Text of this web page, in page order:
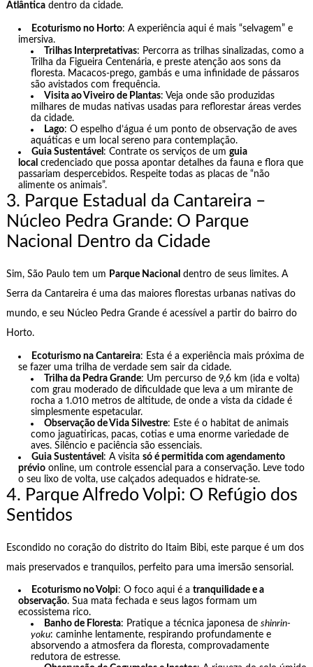
Atlânticadentro da cidade.
Ecoturismo no Horto: A experiência aqui é mais “selvagem” e
imersiva.
Trilhas Interpretativas: Percorra as trilhas sinalizadas, como a
Trilha da Figueira Centenária, e preste atenção aos sons da
floresta. Macacos-prego, gambás e uma infinidade de pássaros
são avistados com frequência.
Visita ao Viveiro de Plantas: Veja onde são produzidas
milhares de mudas nativas usadas para reflorestar áreas verdes
da cidade.
Lago: O espelho d’água é um ponto de observação de aves
aquáticas e um local sereno para contemplação.
Guia Sustentável : Contrate os serviços de umguia
local credenciado que possa apontar detalhes da fauna e flora que
passariam despercebidos. Respeite todas as placas de “não
alimente os animais”.
3. Parque Estadual da Cantareira –
Núcleo Pedra Grande: O Parque
Nacional Dentro da Cidade
Sim, São Paulo tem um Parque Nacional dentro de seus limites. A
Serra da Cantareira é uma das maiores florestas urbanas nativas do
mundo, e seu Núcleo Pedra Grande é acessível a partir do bairro do
Horto.
Ecoturismo na Cantareira: Esta é a experiência mais próxima de
se fazer uma trilha de verdade sem sair da cidade.
Trilha da Pedra Grande: Um percurso de 9,6 km (ida e volta)
com grau moderado de dificuldade que leva a um mirante de
rocha a 1.010 metros de altitude, de onde a vista da cidade é
simplesmente espetacular.
Observação de Vida Silvestre: Este é o habitat de animais
como jaguatiricas, pacas, cotias e uma enorme variedade de
aves. Silêncio e paciência são essenciais.
Guia Sustentável : A visitasó é permitida com agendamento
prévio online, um controle essencial para a conservação. Leve todo
o seu lixo de volta, use calçados adequados e hidrate-se.
4. Parque Alfredo Volpi: O Refúgio dos
Sentidos
Escondido no coração do distrito do Itaim Bibi, este parque é um dos
mais preservados e tranquilos, perfeito para uma imersão sensorial.
Ecoturismo no Volpi: O foco aqui é atranquilidade e a
observação. Sua mata fechada e seus lagos formam um
ecossistema rico.
Banho de Floresta: Pratique a técnica japonesa de shinrin-
yoku: caminhe lentamente, respirando profundamente e
absorvendo a atmosfera da floresta, comprovadamente
redutora de estresse.